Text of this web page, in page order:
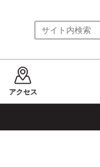
アクセス